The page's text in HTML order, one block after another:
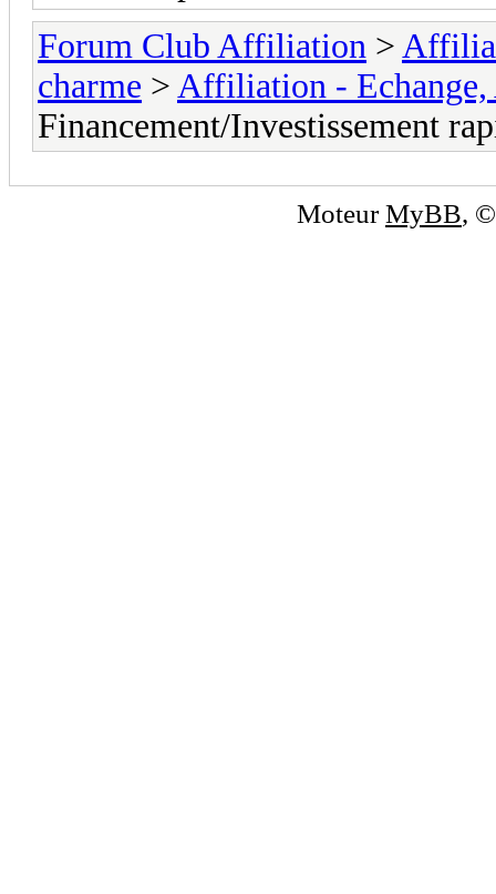
Forum Club Affiliation >
charme > Affiliation - Echange,
Financement/Investissement
MoteurMyBB,